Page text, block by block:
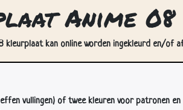
Anime 08
kan online worden ingekleurd en/of
vullingen) of twee kleuren voor patronen en